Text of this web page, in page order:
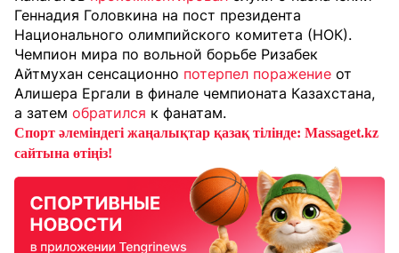
Геннадия Головкина на пост президента
Национального олимпийского комитета (НОК).
Чемпион мира по вольной борьбе Ризабек
Айтмухан сенсационно потерпел поражение от
Алишера Ергали в финале чемпионата Казахстана,
а затем обратился к фанатам.
Спорт әлеміндегі жаңалықтар қазақ тілінде: Massaget.kz
сайтына өтіңіз!